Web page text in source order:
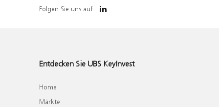
Folgen Sie uns auf
Entdecken Sie UBS KeyInvest
Home
Märkte